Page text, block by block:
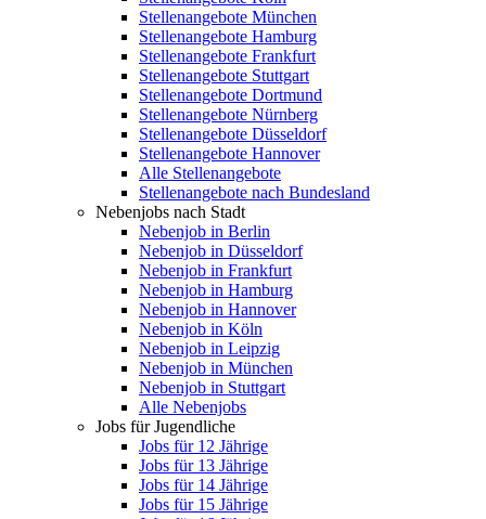
Stellenangebote München
Stellenangebote Hamburg
Stellenangebote Frankfurt
Stellenangebote Stuttgart
Stellenangebote Dortmund
Stellenangebote Nürnberg
Stellenangebote Düsseldorf
Stellenangebote Hannover
Alle Stellenangebote
Stellenangebote nach Bundesland
Nebenjobs nach Stadt
Nebenjob in Berlin
Nebenjob in Düsseldorf
Nebenjob in Frankfurt
Nebenjob in Hamburg
Nebenjob in Hannover
Nebenjob in Köln
Nebenjob in Leipzig
Nebenjob in München
Nebenjob in Stuttgart
Alle Nebenjobs
Jobs für Jugendliche
Jobs für 12 Jährige
Jobs für 13 Jährige
Jobs für 14 Jährige
Jobs für 15 Jährige